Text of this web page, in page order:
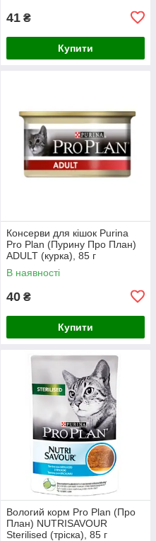
41 ₴
Купити
Консерви для кішок Purina
Pro Plan (Пурину Про План)
ADULT (курка), 85 г
В наявності
40 ₴
Купити
Вологий корм Pro Plan (Про
План) NUTRISAVOUR
Sterilised (тріска), 85 г